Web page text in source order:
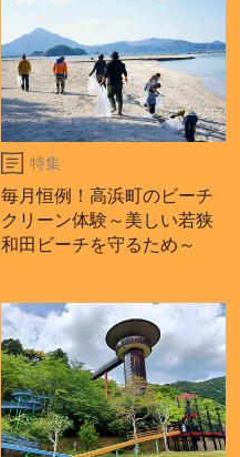
特集
毎月恒例！高浜町のビーチ
クリーン体験～美しい若狭
和田ビーチを守るため～